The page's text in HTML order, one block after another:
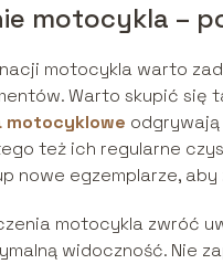
motocykla –
motocykla warto
Warto skupić
motocyklowe
też ich regularne
nowe egzemplarze,
motocykla zwróć
widoczność. Nie